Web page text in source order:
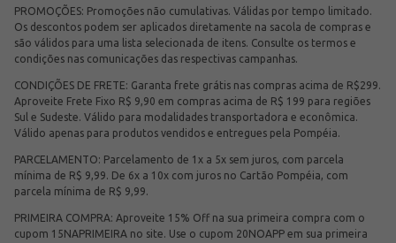
PROMOÇÕES: Promoções não cumulativas. Válidas por tempo limitado.
Os descontos podem ser aplicados diretamente na sacola de compras e
são válidos para uma lista selecionada de itens. Consulte os termos e
condições nas comunicações das respectivas campanhas.
CONDIÇÕES DE FRETE: Garanta frete grátis nas compras acima de R$299.
Aproveite Frete Fixo R$ 9,90 em compras acima de R$ 199 para regiões
Sul e Sudeste. Válido para modalidades transportadora e econômica.
Válido apenas para produtos vendidos e entregues pela Pompéia.
PARCELAMENTO: Parcelamento de 1x a 5x sem juros, com parcela
mínima de R$ 9,99. De 6x a 10x com juros no Cartão Pompéia, com
parcela mínima de R$ 9,99.
PRIMEIRA COMPRA: Aproveite 15% Off na sua primeira compra com o
cupom 15NAPRIMEIRA no site. Use o cupom 20NOAPP em sua primeira